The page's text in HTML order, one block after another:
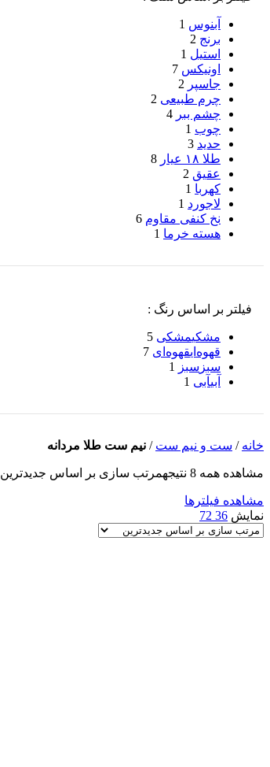
آبنوس 1
برنج 2
استیل 1
اونیکس 7
جاسپر 2
چرم طبیعی 2
چشم ببر 4
چوب 1
حدید 3
طلا ۱۸ عیار
8
عقیق 2
کهربا 1
لاجورد 1
نخ کنفی مقاوم 6
هسته خرما 1
فیلتر بر اساس رنگ :
مشکیمشکی 5
قهوه‌ایقهوه‌ای 7
سبز سبز
1
آبیآبی 1
خانه / ست و نیم ست / نیم ست طلا مردانه
مشاهده همه 8 نتیجه مرتب سازی بر اساس جدیدترین
مشاهده فیلترها
نمایش 36
72